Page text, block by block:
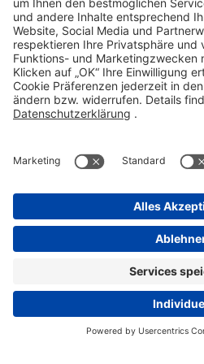
Fax 06101 603-259
info@stada.de
Kontakt
Compliance Reporting Portal ⧉
FOLGEN SIE UNS